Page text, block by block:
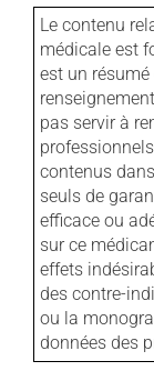
Le contenu
médicale est
est un
pas servir à
contenus
seuls de
efficace ou
sur ce
effets
des contre-
ou la
données des